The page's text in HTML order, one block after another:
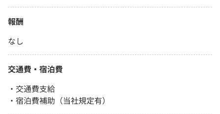
報酬
なし
交通費・宿泊費
・交通費支給
・宿泊費補助（当社規定有）